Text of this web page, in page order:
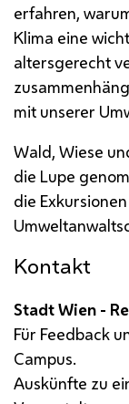
erfahren,
Klima eine
altersgerecht
mit unserer
Wald, Wiese
die Lupe
die
Kontakt
Stadt Wien -
Für Feedback
Campus.
Auskünfte zu